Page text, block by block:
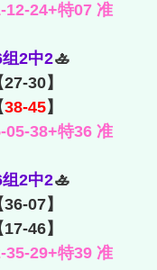
12-24+特07 准
2中2🚣
30】
38-45】
05-38+特36 准
2中2🚣
07】
46】
35-29+特39 准